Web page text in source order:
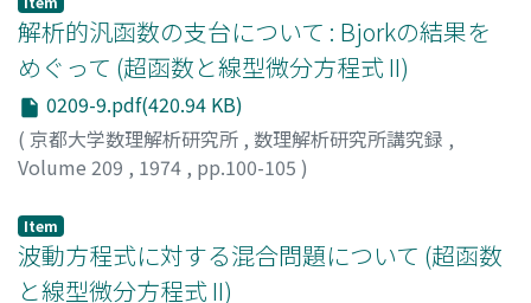
解析的汎函数の支台について : Bjorkの結果を
めぐって (超函数と線型微分方程式 II)
0209-9.pdf(420.94 KB)
( 京都大学数理解析研究所 , 数理解析研究所講究録 ,
Volume 209 , 1974 , pp.100-105 )
Item
波動方程式に対する混合問題について (超函数
と線型微分方程式 II)